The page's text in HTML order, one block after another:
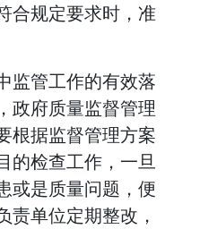
合规定要求时，准
监管工作的有效落
政府质量监督管理
根据监督管理方案
的检查工作，一旦
或是质量问题，便
责单位定期整改，